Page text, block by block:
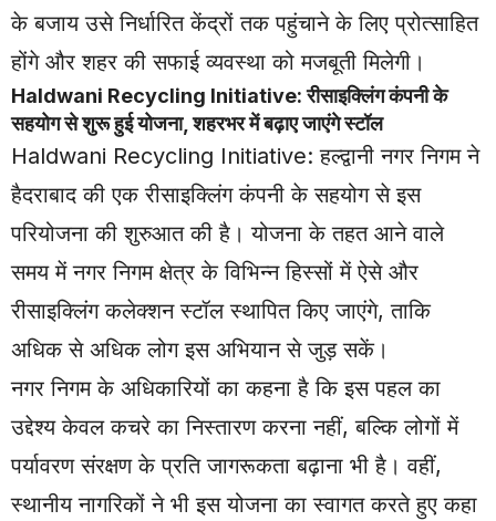
के बजाय उसे निर्धारित केंद्रों तक पहुंचाने के लिए प्रोत्साहित
होंगे और शहर की सफाई व्यवस्था को मजबूती मिलेगी।
Haldwani Recycling Initiative: रीसाइक्लिंग कंपनी के
सहयोग से शुरू हुई योजना, शहरभर में बढ़ाए जाएंगे स्टॉल
Haldwani Recycling Initiative: हल्द्वानी नगर निगम ने
हैदराबाद की एक रीसाइक्लिंग कंपनी के सहयोग से इस
परियोजना की शुरुआत की है। योजना के तहत आने वाले
समय में नगर निगम क्षेत्र के विभिन्न हिस्सों में ऐसे और
रीसाइक्लिंग कलेक्शन स्टॉल स्थापित किए जाएंगे, ताकि
अधिक से अधिक लोग इस अभियान से जुड़ सकें।
नगर निगम के अधिकारियों का कहना है कि इस पहल का
उद्देश्य केवल कचरे का निस्तारण करना नहीं, बल्कि लोगों में
पर्यावरण संरक्षण के प्रति जागरूकता बढ़ाना भी है। वहीं,
स्थानीय नागरिकों ने भी इस योजना का स्वागत करते हुए कहा